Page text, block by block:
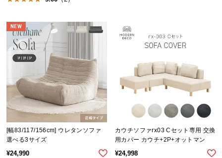
[幅83/117/156cm] ウレタンソファ
選べる3サイズ
¥24,990
NEW
カウチソファrx03 Cセット専用 交換
用カバー カウチ+2P+オットマン
¥24,998